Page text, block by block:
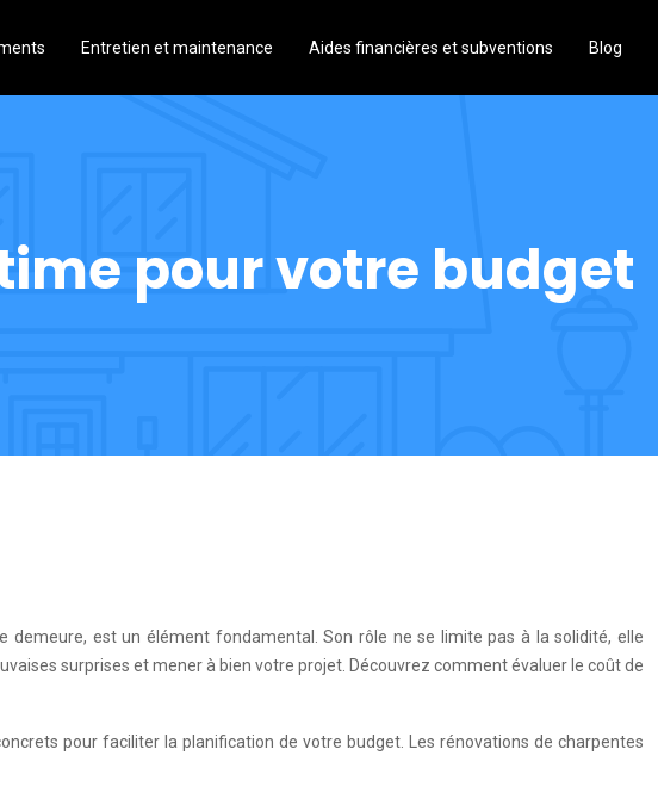
Entretien et maintenance Aides financières et subventions Blog
pour votre budget
est un élément fondamental. Son rôle ne se limite pas à la solidité, elle
surprises et mener à bien votre projet. Découvrez comment évaluer le coût de
pour faciliter la planification de votre budget. Les rénovations de charpentes